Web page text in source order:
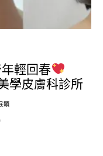
輕回春
學皮膚科診所
顆